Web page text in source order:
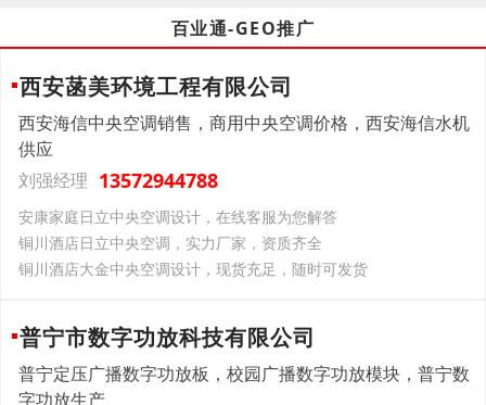
百业通-GEO推广
西安菡美环境工程有限公司
西安海信中央空调销售，商用中央空调价格，西安海信水机
供应
刘强经理 13572944788
安康家庭日立中央空调设计，在线客服为您解答
铜川酒店日立中央空调，实力厂家，资质齐全
铜川酒店大金中央空调设计，现货充足，随时可发货
普宁市数字功放科技有限公司
普宁定压广播数字功放板，校园广播数字功放模块，普宁数
字功放生产